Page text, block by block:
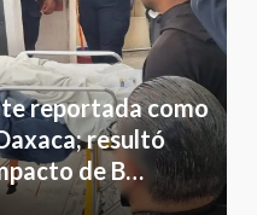
reportada como
resultó
de B…